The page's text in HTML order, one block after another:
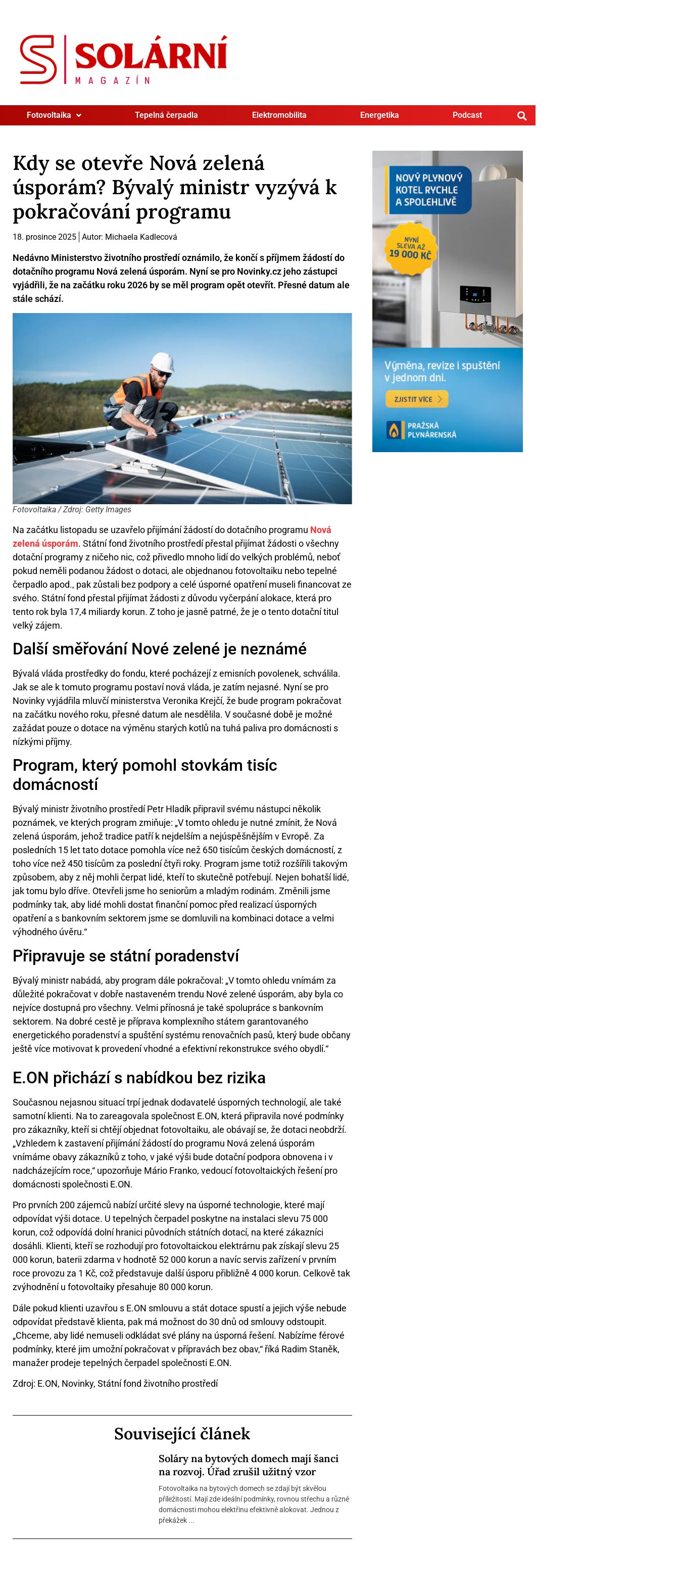
Fotovoltaika Tepelná čerpadla Elektromobilita Energetika Podcast
Kdy se otevře Nová zelená
úsporám? Bývalý ministr vyzývá k
pokračování programu
18. prosince 2025 Autor: Michaela Kadlecová
Nedávno Ministerstvo životního prostředí oznámilo, že končí s příjmem žádostí do
dotačního programu Nová zelená úsporám. Nyní se pro Novinky.cz jeho zástupci
vyjádřili, že na začátku roku 2026 by se měl program opět otevřít. Přesné datum ale
stále schází.
Fotovoltaika / Zdroj: Getty Images
Na začátku listopadu se uzavřelo přijímání žádostí do dotačního programu Nová
zelená úsporám. Státní fond životního prostředí přestal přijímat žádosti o všechny
dotační programy z ničeho nic, což přivedlo mnoho lidí do velkých problémů, neboť
pokud neměli podanou žádost o dotaci, ale objednanou fotovoltaiku nebo tepelné
čerpadlo apod., pak zůstali bez podpory a celé úsporné opatření museli financovat ze
svého. Státní fond přestal přijímat žádosti z důvodu vyčerpání alokace, která pro
tento rok byla 17,4 miliardy korun. Z toho je jasně patrné, že je o tento dotační titul
velký zájem.
Další směřování Nové zelené je neznámé
Bývalá vláda prostředky do fondu, které pocházejí z emisních povolenek, schválila.
Jak se ale k tomuto programu postaví nová vláda, je zatím nejasné. Nyní se pro
Novinky vyjádřila mluvčí ministerstva Veronika Krejčí, že bude program pokračovat
na začátku nového roku, přesné datum ale nesdělila. V současné době je možné
zažádat pouze o dotace na výměnu starých kotlů na tuhá paliva pro domácnosti s
nízkými příjmy.
Program, který pomohl stovkám tisíc
domácností
Bývalý ministr životního prostředí Petr Hladík připravil svému nástupci několik
poznámek, ve kterých program zmiňuje: „V tomto ohledu je nutné zmínit, že Nová
zelená úsporám, jehož tradice patří k nejdelším a nejúspěšnějším v Evropě. Za
posledních 15 let tato dotace pomohla více než 650 tisícům českých domácností, z
toho více než 450 tisícům za poslední čtyři roky. Program jsme totiž rozšířili takovým
způsobem, aby z něj mohli čerpat lidé, kteří to skutečně potřebují. Nejen bohatší lidé,
jak tomu bylo dříve. Otevřeli jsme ho seniorům a mladým rodinám. Změnili jsme
podmínky tak, aby lidé mohli dostat finanční pomoc před realizací úsporných
opatření a s bankovním sektorem jsme se domluvili na kombinaci dotace a velmi
výhodného úvěru.“
Připravuje se státní poradenství
Bývalý ministr nabádá, aby program dále pokračoval: „V tomto ohledu vnímám za
důležité pokračovat v dobře nastaveném trendu Nové zelené úsporám, aby byla co
nejvíce dostupná pro všechny. Velmi přínosná je také spolupráce s bankovním
sektorem. Na dobré cestě je příprava komplexního státem garantovaného
energetického poradenství a spuštění systému renovačních pasů, který bude občany
ještě více motivovat k provedení vhodné a efektivní rekonstrukce svého obydlí.“
E.ON přichází s nabídkou bez rizika
Současnou nejasnou situací trpí jednak dodavatelé úsporných technologií, ale také
samotní klienti. Na to zareagovala společnost E.ON, která připravila nové podmínky
pro zákazníky, kteří si chtějí objednat fotovoltaiku, ale obávají se, že dotaci neobdrží.
„Vzhledem k zastavení přijímání žádostí do programu Nová zelená úsporám
vnímáme obavy zákazníků z toho, v jaké výši bude dotační podpora obnovena i v
nadcházejícím roce,“ upozorňuje Mário Franko, vedoucí fotovoltaických řešení pro
domácnosti společnosti E.ON.
Pro prvních 200 zájemců nabízí určité slevy na úsporné technologie, které mají
odpovídat výši dotace. U tepelných čerpadel poskytne na instalaci slevu 75 000
korun, což odpovídá dolní hranici původních státních dotací, na které zákazníci
dosáhli. Klienti, kteří se rozhodují pro fotovoltaickou elektrárnu pak získají slevu 25
000 korun, baterii zdarma v hodnotě 52 000 korun a navíc servis zařízení v prvním
roce provozu za 1 Kč, což představuje další úsporu přibližně 4 000 korun. Celkově tak
zvýhodnění u fotovoltaiky přesahuje 80 000 korun.
Dále pokud klienti uzavřou s E.ON smlouvu a stát dotace spustí a jejich výše nebude
odpovídat představě klienta, pak má možnost do 30 dnů od smlouvy odstoupit.
„Chceme, aby lidé nemuseli odkládat své plány na úsporná řešení. Nabízíme férové
podmínky, které jim umožní pokračovat v přípravách bez obav,“ říká Radim Staněk,
manažer prodeje tepelných čerpadel společnosti E.ON.
Zdroj: E.ON, Novinky, Státní fond životního prostředí
Související článek
Soláry na bytových domech mají šanci
na rozvoj. Úřad zrušil užitný vzor
Fotovoltaika na bytových domech se zdají být skvělou
příležitostí. Mají zde ideální podmínky, rovnou střechu a různé
domácnosti mohou elektřinu efektivně alokovat. Jednou z
překážek ...